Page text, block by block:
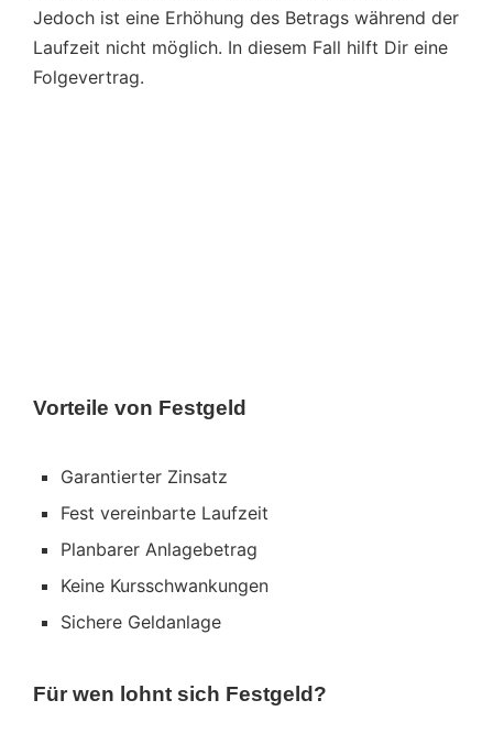
Jedoch ist eine Erhöhung des Betrags während der
Laufzeit nicht möglich. In diesem Fall hilft Dir eine
Folgevertrag.
Vorteile von Festgeld
Garantierter Zinsatz
Fest vereinbarte Laufzeit
Planbarer Anlagebetrag
Keine Kursschwankungen
Sichere Geldanlage
Für wen lohnt sich Festgeld?